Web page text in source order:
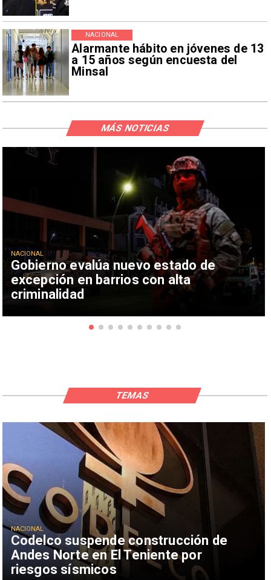
Alarmante hábito en jóvenes de 13
a 15 años según encuesta del
Minsal
NACIONAL
Gobierno evalúa nuevo estado de
excepción en barrios con alta
criminalidad
NACIONAL
MÁS NOTICIAS
Codelco suspende construcción de
Andes Norte en El Teniente por
riesgos sísmicos
NACIONAL
TEMAS